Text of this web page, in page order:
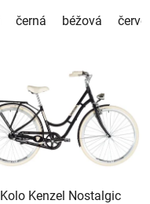
hnědá
černá béžová
Kolo Kenzel Nostalgic